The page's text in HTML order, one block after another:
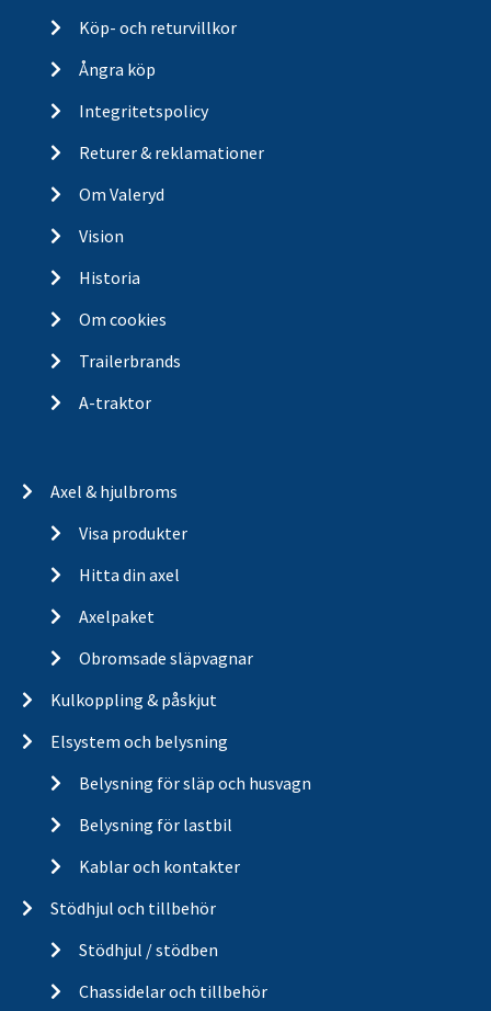
Köp- och returvillkor
Ångra köp
Integritetspolicy
Returer & reklamationer
Om Valeryd
Vision
Historia
Om cookies
Trailerbrands
A-traktor
Axel & hjulbroms
Visa produkter
Hitta din axel
Axelpaket
Obromsade släpvagnar
Kulkoppling & påskjut
Elsystem och belysning
Belysning för släp och husvagn
Belysning för lastbil
Kablar och kontakter
Stödhjul och tillbehör
Stödhjul / stödben
Chassidelar och tillbehör